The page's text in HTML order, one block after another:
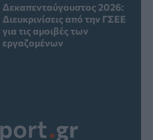
Δεκαπενταύγουστος 2026:
Διευκρινίσεις από την ΓΣΕΕ
για τις αμοιβές των
εργαζομένων